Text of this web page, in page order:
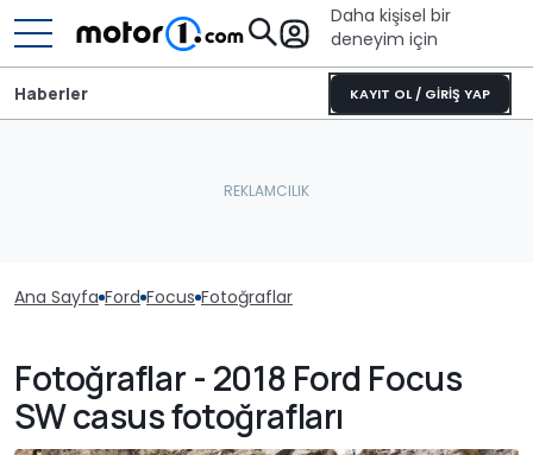
Daha kişisel bir
deneyim için
KAYIT OL / GİRİŞ YAP
Haberler
Ana Sayfa Ford Focus Fotoğraflar
Fotoğraflar - 2018 Ford Focus
SW casus fotoğrafları